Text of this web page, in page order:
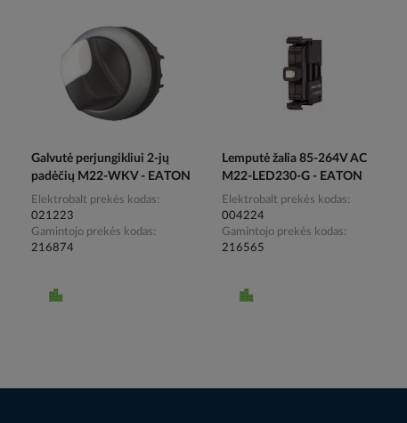
Galvutė perjungikliui 2-jų
padėčių M22-WKV - EATON
Elektrobalt prekės kodas
021223
Gamintojo prekės kodas
216874
Lemputė žalia 85-264V AC
M22-LED230-G - EATON
Elektrobalt prekės kodas
004224
Gamintojo prekės kodas
216565